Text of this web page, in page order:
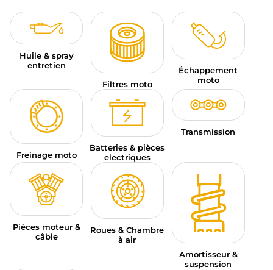
SPORTSWEAR
BONS PLANS ET PROMO
CARTES CADEAUX
— MODIFIER
MARQUES
CONSEILS
NOUS CONTACTER
Huile & spray
entretien
Filtres moto
Échappement
moto
Freinage moto
Batteries & pièces
electriques
Transmission
Pièces moteur &
câble
Roues & Chambre
à air
Amortisseur &
suspension